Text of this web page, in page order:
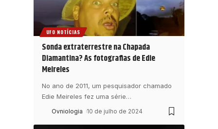
UFO NOTÍCIAS
Sonda extraterrestre na Chapada
Diamantina? As fotografias de Edie
Meireles
No ano de 2011, um pesquisador chamado
Edie Meireles fez uma série…
Ovniologia 10 de julho de 2024